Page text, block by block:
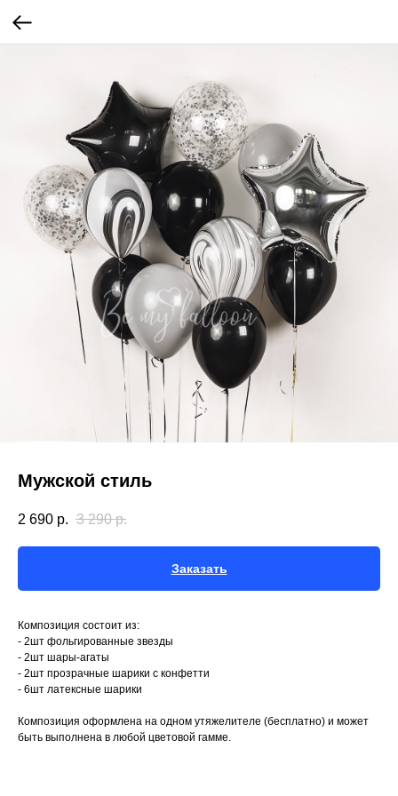
Мужской стиль
2 690 р. 3 290 р.
Заказать
Композиция состоит из:
- 2шт фольгированные звезды
- 2шт шары-агаты
- 2шт прозрачные шарики с конфетти
- 6шт латексные шарики
Композиция оформлена на одном утяжелителе (бесплатно) и может
быть выполнена в любой цветовой гамме.